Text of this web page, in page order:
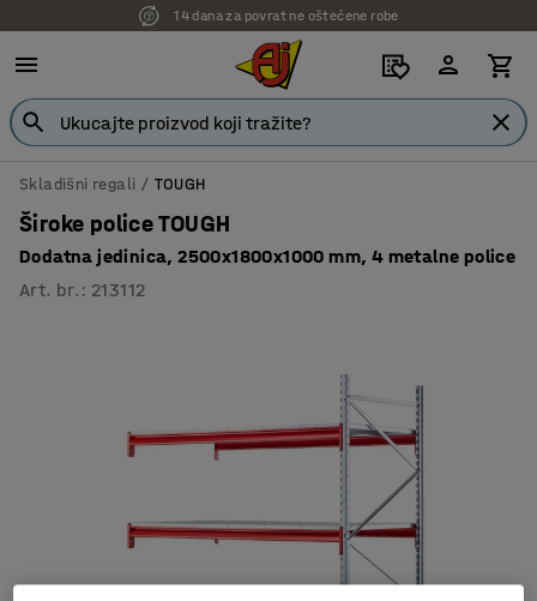
14 dana za povrat ne oštećene robe
Skladišni regali TOUGH
Široke police TOUGH
Dodatna jedinica, 2500x1800x1000 mm, 4 metalne police
Art. br. : 213112